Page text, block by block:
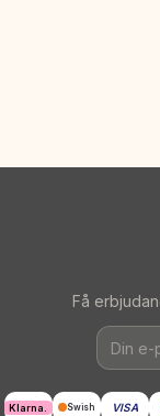
Få
Klarna. Swish VISA